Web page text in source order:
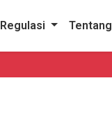
Regulasi Tentang